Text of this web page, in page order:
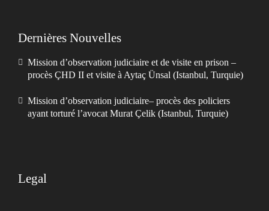
Dernières Nouvelles
Mission d’observation judiciaire et de visite en prison –
procès ÇHD II et visite à Aytaç Ünsal (Istanbul, Turquie)
Mission d’observation judiciaire– procès des policiers
ayant torturé l’avocat Murat Çelik (Istanbul, Turquie)
Legal